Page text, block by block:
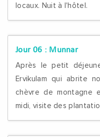
locaux. Nuit à l'hôtel.
Jour 06 : Munnar
Après le petit
Ervikulam qui abrite
chèvre de montagne
midi, visite des